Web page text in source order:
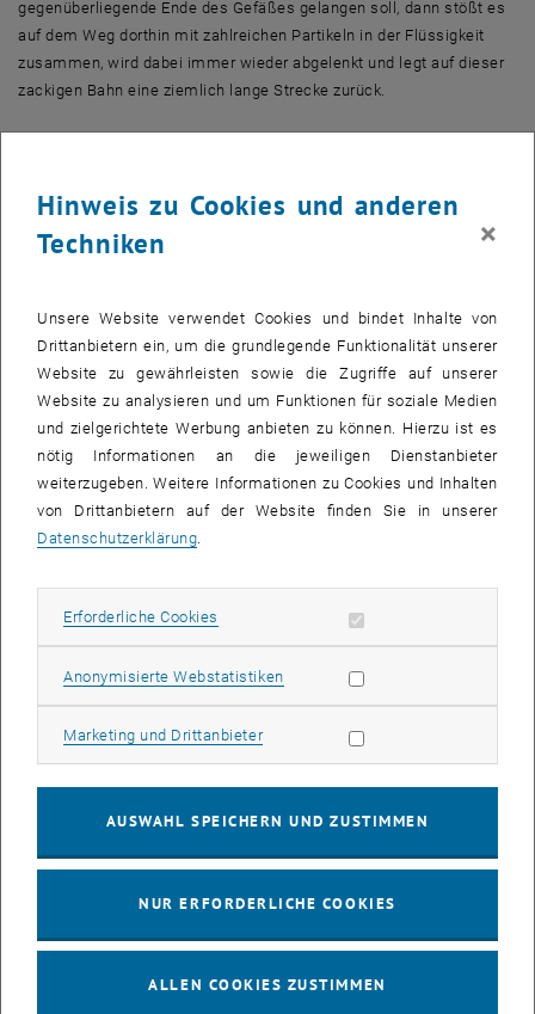
gegenüberliegende Ende des Gefäßes gelangen soll, dann stößt es
auf dem Weg dorthin mit zahlreichen Partikeln in der Flüssigkeit
zusammen, wird dabei immer wieder abgelenkt und legt auf dieser
zackigen Bahn eine ziemlich lange Strecke zurück.
durchdringen das Flüssigkeits-Gefäß nicht vollständig, sondern
werden bereits kurz nach dem Eindringen nach einigen wenigen
Streuprozessen wieder nach außen gelenkt. „Man kann
erstaunlicherweise genau aufheben“, erklärt Stefan Rotter. „Im Mittel
ist der durchschnittliche Weg, den das Licht in der Flüssigkeit
zurücklegt, immer gleich lang.“
Tatsächlich ist die Sache ein wenig komplizierter: „Man muss
berücksichtigen, dass sich das Licht als Welle durch das Medium
bewegt und nicht wie ein Teilchen, das einer ganz bestimmten Bahn
folgt“, sagt Stefan Rotter. „Dadurch wird die Sache mathematisch
schwieriger zu beschreiben, aber wie sich herausstellt, ändert das
Wellencharakter von Licht mitberücksichtigt bleibt der
zurückgelegte Weg immer gleich – unabhängig davon, wie stark die
wurden bereits vor drei Jahren in einer gemeinsamen Arbeit von
Forschungsteams, das Ergebnis experimentell zu bestätigen. Im
Experiment wurde Wasser in ein Reagenzglas gefüllt und mit
umso häufiger wird das Licht auf dem Weg durch die Probe gestreut
und umso milchig-trüber erscheint die Flüssigkeit.
Hinweis zu Cookies und anderen
Techniken
×
Unsere Website verwendet Cookies und bindet Inhalte von
Drittanbietern ein, um die grundlegende Funktionalität unserer
Website zu gewährleisten sowie die Zugriffe auf unserer
Website zu analysieren und um Funktionen für soziale Medien
und zielgerichtete Werbung anbieten zu können. Hierzu ist es
nötig Informationen an die jeweiligen Dienstanbieter
weiterzugeben. Weitere Informationen zu Cookies und Inhalten
von Drittanbietern auf der Website finden Sie in unserer
Datenschutzerklärung
Erforderliche Cookies Erforderliche Cookies zulassen
Anonymisierte WebstatistikenStatistik Cookies zulassen
Marketing und DrittanbieterMarketing Cookies zulassen
AUSWAHL SPEICHERN UND ZUSTIMMEN
NUR ERFORDERLICHE COOKIES
ALLEN COOKIES ZUSTIMMEN